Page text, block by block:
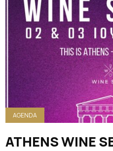
AGENDA
ATHENS WINE